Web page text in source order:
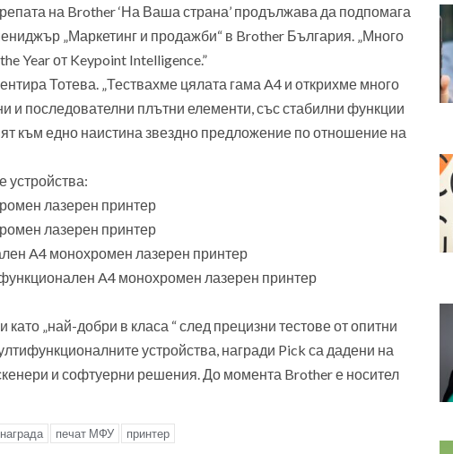
на Brother ‘На Ваша страна’ продължава да подпомага
„Маркетинг и продажби“ в Brother България. „Много
Year от Keypoint Intelligence.”
Тотева. „Тествахме цялата гама A4 и открихме много
и последователни плътни елементи, със стабилни функции
към едно наистина звездно предложение по отношение на
устройства:
лазерен принтер
лазерен принтер
A4 монохромен лазерен принтер
A4 монохромен лазерен принтер
„най-добри в класа “ след прецизни тестове от опитни
устройства, награди Pick са дадени на
и софтуерни решения. До момента Brother е носител
награда печат МФУ принтер